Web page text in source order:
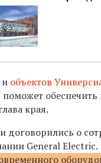
и объектов
обеспечить
края.
о
General Electric.